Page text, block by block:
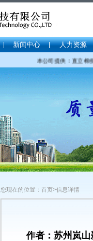
新闻中心 人力资源
本公司提供：直立棉
您现在的位置：首页>信息详情
作者：苏州岚